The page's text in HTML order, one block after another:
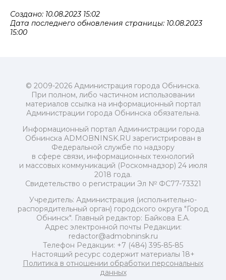
Создано: 10.08.2023 15:02
Дата последнего обновления страницы: 10.08.2023
15:00
© 2009-2026 Администрация города Обнинска.
При полном, либо частичном использовании
материалов ссылка на информационный портал
Администрации города Обнинска обязательна.
Информационный портал Администрации города
Обнинска ADMOBNINSK.RU зарегистрирован в
Федеральной службе по надзору
в сфере связи, информационных технологий
и массовых коммуникаций (Роскомнадзор) 24 июля
2018 года.
Свидетельство о регистрации Эл № ФС77-73321
Учредитель: Администрация (исполнительно-
распорядительный орган) городского округа "Город
Обнинск". Главный редактор: Байкова Е.А.
Адрес электронной почты Редакции:
redactor@admobninsk.ru
Телефон Редакции: +7 (484) 395-85-85
Настоящий ресурс содержит материалы 18+
Политика в отношении обработки персональных
данных